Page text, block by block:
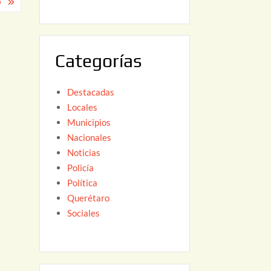
2
Categorías
Destacadas
Locales
Municipios
Nacionales
Noticias
Policía
Política
Querétaro
Sociales